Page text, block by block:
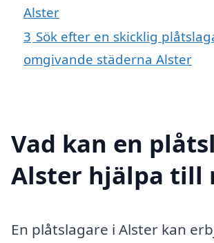
Alster
3 Sök efter en skicklig
omgivande städerna Alster
Vad kan en
Alster hjälpa till
En plåtslagare i Alster kan